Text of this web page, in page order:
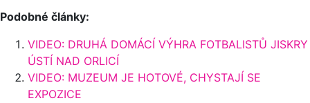
Podobné články:
VIDEO: DRUHÁ DOMÁCÍ VÝHRA FOTBALISTŮ JISKRY
ÚSTÍ NAD ORLICÍ
VIDEO: MUZEUM JE HOTOVÉ, CHYSTAJÍ SE
EXPOZICE